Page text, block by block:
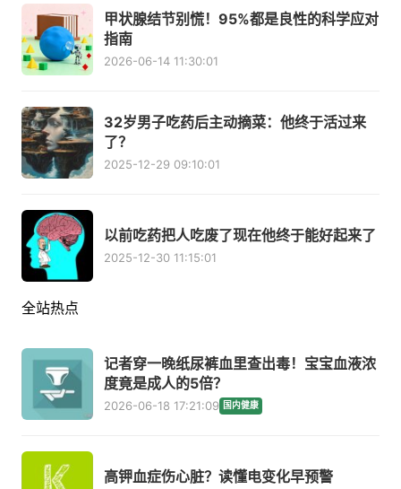
甲状腺结节别慌！95%都是良性的科学应对
指南
2026-06-14 11:30:01
32岁男子吃药后主动摘菜：他终于活过来
了？
2025-12-29 09:10:01
以前吃药把人吃废了现在他终于能好起来了
2025-12-30 11:15:01
全站热点
记者穿一晚纸尿裤血里查出毒！宝宝血液浓
度竟是成人的5倍？
2026-06-18 17:21:09 国内健康
高钾血症伤心脏？读懂电变化早预警